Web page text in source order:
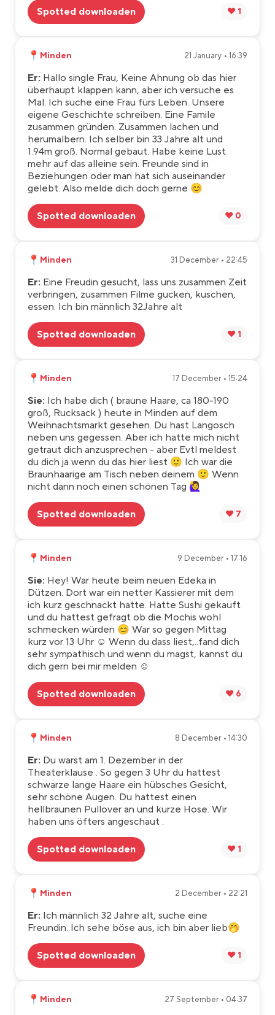
Spotted downloaden ❤️ 1
📍 Minden 21 January • 16:39
Er: Hallo single Frau, Keine Ahnung ob das hier
überhaupt klappen kann, aber ich versuche es
Mal. Ich suche eine Frau fürs Leben. Unsere
eigene Geschichte schreiben. Eine Famile
zusammen gründen. Zusammen lachen und
herumalbern. Ich selber bin 33 Jahre alt und
1.94m groß. Normal gebaut. Habe keine Lust
mehr auf das alleine sein. Freunde sind in
Beziehungen oder man hat sich auseinander
gelebt. Also melde dich doch gerne 😊
Spotted downloaden ❤️ 0
📍 Minden 31 December • 22:45
Er: Eine Freudin gesucht, lass uns zusammen Zeit
verbringen, zusammen Filme gucken, kuschen,
essen. Ich bin männlich 32Jahre alt
Spotted downloaden ❤️ 1
📍 Minden 17 December • 15:24
Sie: Ich habe dich ( braune Haare, ca 180-190
groß, Rucksack ) heute in Minden auf dem
Weihnachtsmarkt gesehen. Du hast Langosch
neben uns gegessen. Aber ich hatte mich nicht
getraut dich anzusprechen - aber Evtl meldest
du dich ja wenn du das hier liest 🙂 Ich war die
Braunhaarige am Tisch neben deinem 🙂 Wenn
nicht dann noch einen schönen Tag 🙋‍♀️
Spotted downloaden ❤️ 7
📍 Minden 9 December • 17:16
Sie: Hey! War heute beim neuen Edeka in
Dützen. Dort war ein netter Kassierer mit dem
ich kurz geschnackt hatte. Hatte Sushi gekauft
und du hattest gefragt ob die Mochis wohl
schmecken würden 😊 War so gegen Mittag
kurz vor 13 Uhr ☺️ Wenn du dass liest,..fand dich
sehr sympathisch und wenn du magst, kannst du
dich gern bei mir melden ☺️
Spotted downloaden ❤️ 6
📍 Minden 8 December • 14:30
Er: Du warst am 1. Dezember in der
Theaterklause . So gegen 3 Uhr du hattest
schwarze lange Haare ein hübsches Gesicht,
sehr schöne Augen. Du hattest einen
hellbraunen Pullover an und kurze Hose. Wir
haben uns öfters angeschaut .
Spotted downloaden ❤️ 1
📍 Minden 2 December • 22:21
Er: Ich männlich 32 Jahre alt, suche eine
Freundin. Ich sehe böse aus, ich bin aber lieb🤭
Spotted downloaden ❤️ 1
📍 Minden 27 September • 04:37